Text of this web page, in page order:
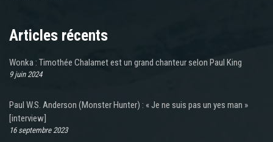
Articles récents
Wonka : Timothée Chalamet est un grand chanteur selon Paul King
9 juin 2024
Paul W.S. Anderson (Monster Hunter) : « Je ne suis pas un yes man »
[interview]
16 septembre 2023